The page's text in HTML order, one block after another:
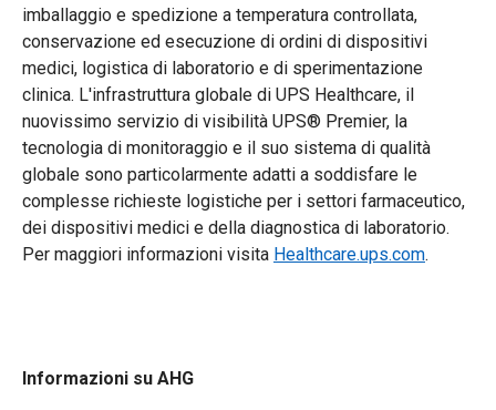
imballaggio e spedizione a temperatura controllata,
conservazione ed esecuzione di ordini di dispositivi
medici, logistica di laboratorio e di sperimentazione
clinica. L'infrastruttura globale di UPS Healthcare, il
nuovissimo servizio di visibilità UPS® Premier, la
tecnologia di monitoraggio e il suo sistema di qualità
globale sono particolarmente adatti a soddisfare le
complesse richieste logistiche per i settori farmaceutico,
dei dispositivi medici e della diagnostica di laboratorio.
Per maggiori informazioni visita Healthcare.ups.com.
Informazioni su AHG